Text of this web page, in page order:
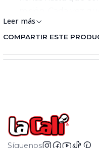
necesite deberá
el primer jugador
misiones 4
País de Origen:
Distribuido por :
Leer más
COMPARTIR ESTE
Síguenos